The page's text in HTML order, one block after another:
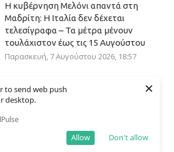
to send web push
desktop.
Don't allow
Allow
×
Η κυβέρνηση Μελόνι απαντά στη
Μαδρίτη: Η Ιταλία δεν δέχεται
τελεσίγραφα – Τα μέτρα μένουν
τουλάχιστον έως τις 15 Αυγούστου
Παρασκευή, 7 Αυγούστου 2026, 18:57
Σαουδική Αραβία: Η αμυντική
συμφωνία που υπογράφηκε με την
Τουρκία και το Πακιστάν δεν
δηλώνει το Ριάντ